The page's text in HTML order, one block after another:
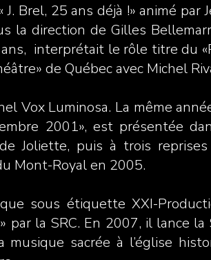
Brel, 25 ans déjà !» animé par
la direction de Gilles
interprétait le rôle titre du
de Québec avec Michel
Vox Luminosa. La même
2001», est présentée
Joliette, puis à trois
Mont-Royal en 2005.
sous étiquette XXI-
par la SRC. En 2007, il lance
musique sacrée à l’église